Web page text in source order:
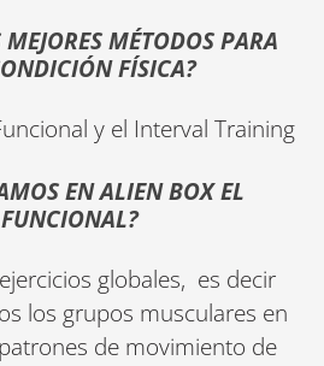
MÉTODOS PARA
FÍSICA?
y el Interval Training
EN ALIEN BOX EL
globales, es decir
los grupos musculares en
de movimiento de